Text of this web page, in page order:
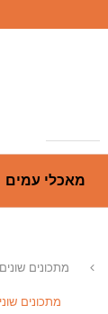
מאכלי עמים
מתכונים
מתכונים